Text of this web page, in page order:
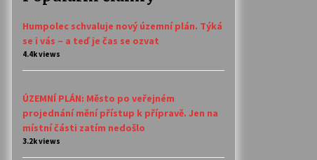
Humpolec schvaluje nový územní plán. Týká
se i vás – a teď je čas se ozvat
4.4k views
ÚZEMNÍ PLÁN: Město po veřejném
projednání mění přístup k přípravě. Jen na
místní části zatím nedošlo
3.2k views